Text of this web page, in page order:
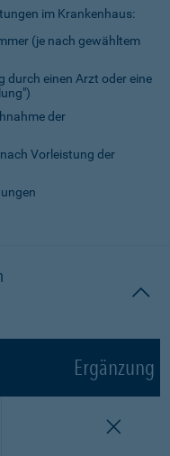
im Krankenhaus:
(je nach gewähltem
durch einen Arzt oder eine
der
Vorleistung der
Ergänzung